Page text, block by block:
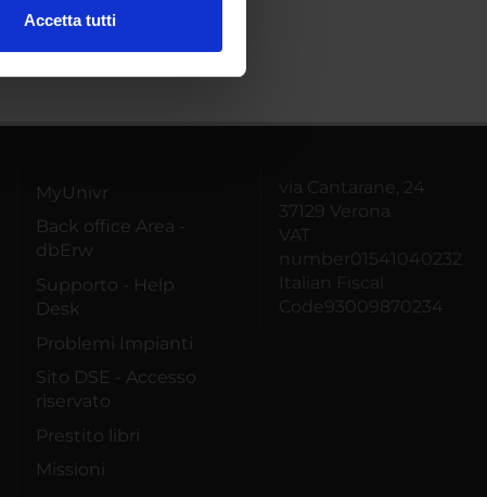
Accetta tutti
MyUnivr
Back office Area -
dbErw
Supporto - Help
Desk
Problemi Impianti
Sito DSE - Accesso
riservato
Prestito libri
Missioni
via Cantarane, 24
37129 Verona
VAT
number01541040232
Italian Fiscal
Code93009870234